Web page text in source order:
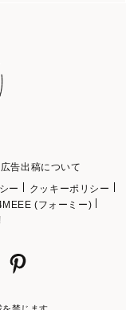
広告出稿について
ー
クッキーポリシー
(フォーミー)